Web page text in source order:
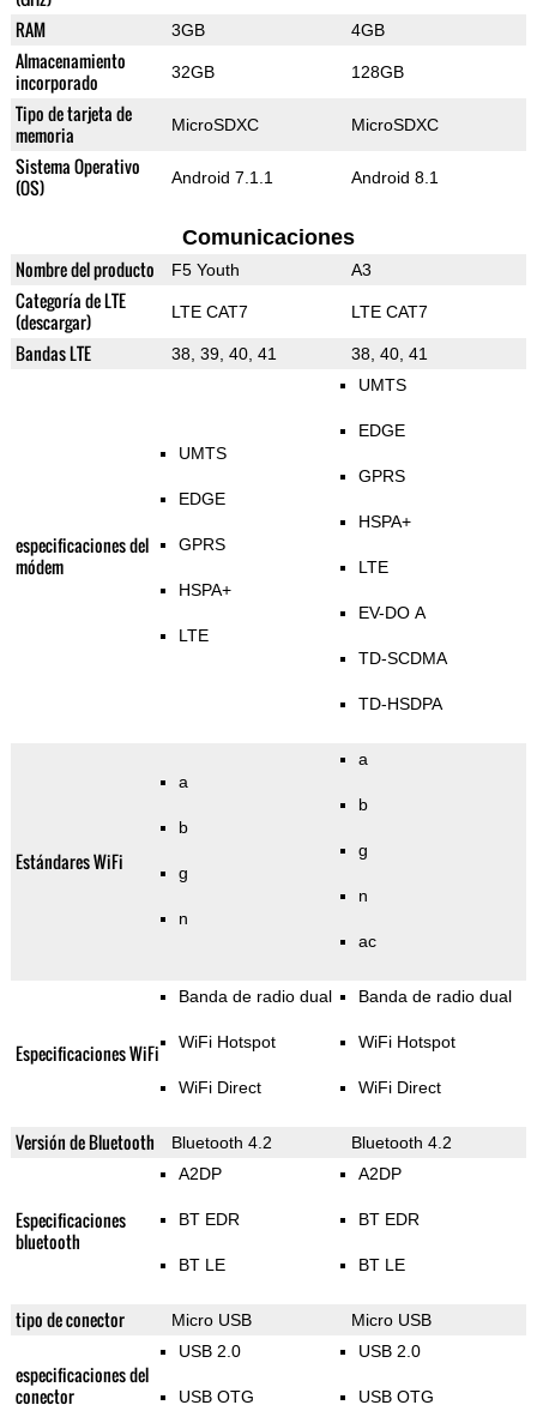
RAM
3GB 4GB
Almacenamiento
incorporado
32GB 128GB
Tipo de tarjeta de
memoria
MicroSDXC MicroSDXC
Sistema Operativo
(OS)
Android 7.1.1 Android 8.1
Comunicaciones
Nombre del producto F5 Youth A3
Categoría de LTE
(descargar)
LTE CAT7 LTE CAT7
Bandas LTE 38, 39, 40, 41 38, 40, 41
especificaciones del
módem
UMTS
EDGE
GPRS
HSPA+
LTE
UMTS
EDGE
GPRS
HSPA+
LTE
EV-DO A
TD-SCDMA
TD-HSDPA
Estándares WiFi
a
b
g
n
a
b
g
n
ac
Especificaciones WiFi
Banda de radio dual
WiFi Hotspot
WiFi Direct
Banda de radio dual
WiFi Hotspot
WiFi Direct
Versión de Bluetooth Bluetooth 4.2 Bluetooth 4.2
Especificaciones
bluetooth
A2DP
BT EDR
BT LE
A2DP
BT EDR
BT LE
tipo de conector Micro USB Micro USB
especificaciones del
conector
USB 2.0
USB OTG
USB 2.0
USB OTG